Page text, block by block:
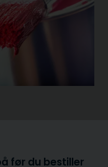
før du bestiller